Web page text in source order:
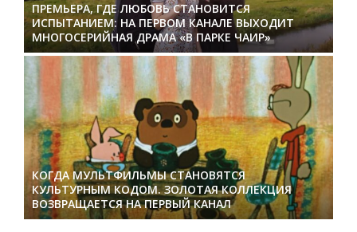
ПРЕМЬЕРА, ГДЕ ЛЮБОВЬ СТАНОВИТСЯ
ИСПЫТАНИЕМ: НА ПЕРВОМ КАНАЛЕ ВЫХОДИТ
МНОГОСЕРИЙНАЯ ДРАМА «В ПАРКЕ ЧАИР»
КОГДА МУЛЬТФИЛЬМЫ СТАНОВЯТСЯ
КУЛЬТУРНЫМ КОДОМ. ЗОЛОТАЯ КОЛЛЕКЦИЯ
ВОЗВРАЩАЕТСЯ НА ПЕРВЫЙ КАНАЛ